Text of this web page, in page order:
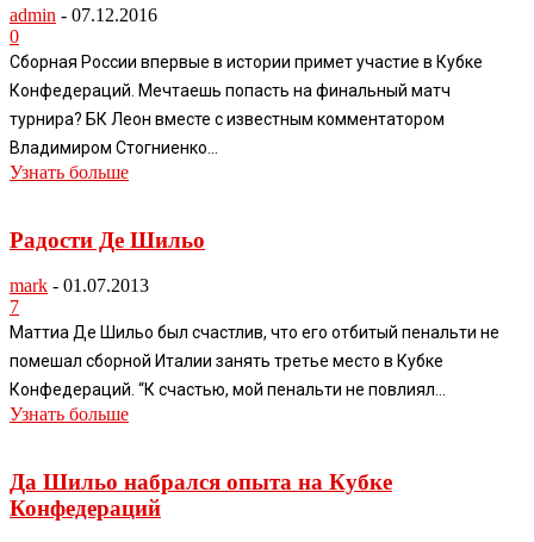
admin - 07.12.2016
0
Сборная России впервые в истории примет участие в Кубке
Конфедераций. Мечтаешь попасть на финальный матч
турнира? БК Леон вместе с известным комментатором
Владимиром Стогниенко...
Узнать больше
Радости Де Шильо
mark - 01.07.2013
7
Маттиа Де Шильо был счастлив, что его отбитый пенальти не
помешал сборной Италии занять третье место в Кубке
Конфедераций. “К счастью, мой пенальти не повлиял...
Узнать больше
Да Шильо набрался опыта на Кубке
Конфедераций